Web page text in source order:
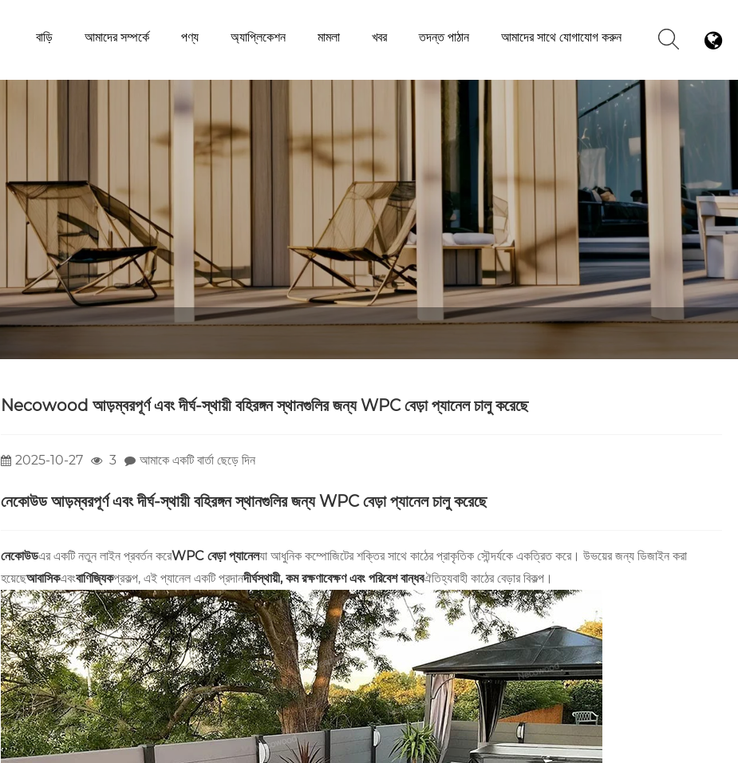
বাড়ি আমাদের সম্পর্কে পণ্য অ্যাপ্লিকেশন মামলা খবর তদন্ত পাঠান আমাদের সাথে যোগাযোগ করুন
Necowood আড়ম্বরপূর্ণ এবং দীর্ঘ-স্থায়ী বহিরঙ্গন স্থানগুলির জন্য WPC বেড়া প্যানেল চালু করেছে
2025-10-27 3 আমাকে একটি বার্তা ছেড়ে দিন
নেকোউড আড়ম্বরপূর্ণ এবং দীর্ঘ-স্থায়ী বহিরঙ্গন স্থানগুলির জন্য WPC বেড়া প্যানেল চালু করেছে
নেকোউডএর একটি নতুন লাইন প্রবর্তন করেWPC বেড়া প্যানেলযা আধুনিক কম্পোজিটের শক্তির সাথে কাঠের প্রাকৃতিক সৌন্দর্যকে একত্রিত করে। উভয়ের জন্য ডিজাইন করা
হয়েছেআবাসিকএবংবাণিজ্যিকপ্রকল্প, এই প্যানেল একটি প্রদানদীর্ঘস্থায়ী, কম রক্ষণাবেক্ষণ এবং পরিবেশ বান্ধবঐতিহ্যবাহী কাঠের বেড়ার বিকল্প।